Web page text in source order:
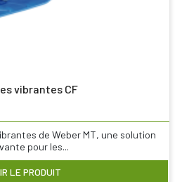
vibrantes CF
de Weber MT, une solution
pour les...
LE PRODUIT